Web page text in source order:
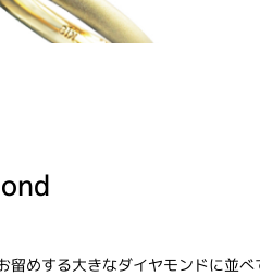
留めする大きなダイヤモンドに並べ